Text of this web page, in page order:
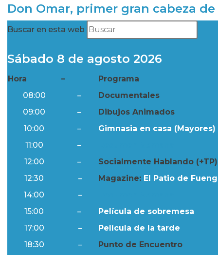
Don Omar, primer gran cabeza
Buscar en esta web
Sábado 8 de agosto 2026
Hora –
Programa
08:00
–
Documentales
09:00
–
Dibujos Animados
10:00
–
Gimnasia en casa (Mayores)
11:00
–
12:00
–
Socialmente Hablando (+TP)
12:30
– Magazine: El Patio de
14:00
–
15:00
–
Película de sobremesa
17:00
–
Película de la tarde
18:30
– Punto de Encuentro